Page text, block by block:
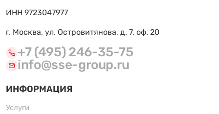
ИНН 9723047977
г. Москва, ул. Островитянова, д. 7, оф. 20
+7 (495) 246-35-75
info@sse-group.ru
ИНФОРМАЦИЯ
Услуги